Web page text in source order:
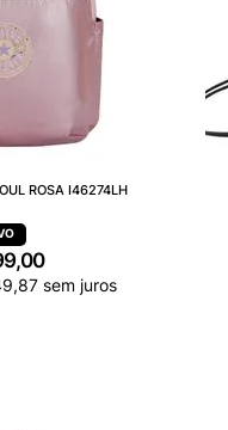
ROSA I46274LH
,00
,87 sem juros